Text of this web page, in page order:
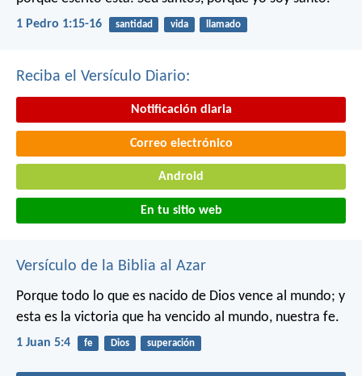
1 Pedro 1:15-16 santidad vida llamado
Reciba el Versículo Diario:
Notificación diaria
Correo electrónico
Android
En tu sitio web
Versículo de la Biblia al Azar
Porque todo lo que es nacido de Dios vence al mundo; y
esta es la victoria que ha vencido al mundo, nuestra fe.
1 Juan 5:4 fe Dios superación